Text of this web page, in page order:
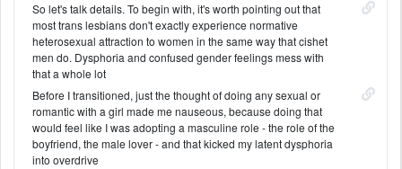
So let's talk details. To begin with, it's worth pointing out that
most trans lesbians don't exactly experience normative
heterosexual attraction to women in the same way that cishet
men do. Dysphoria and confused gender feelings mess with
that a whole lot
Before I transitioned, just the thought of doing any sexual or
romantic with a girl made me nauseous, because doing that
would feel like I was adopting a masculine role - the role of the
boyfriend, the male lover - and that kicked my latent dysphoria
into overdrive